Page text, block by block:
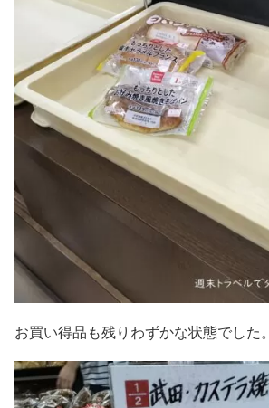
お買い得品も残りわずかな状態でした。